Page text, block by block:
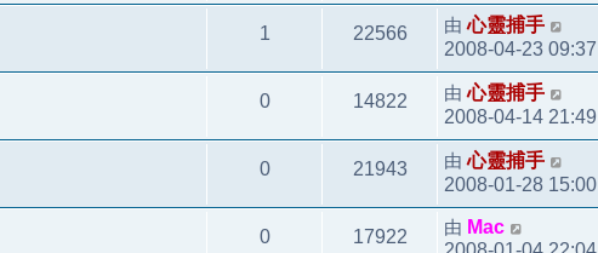
1 22566 由心靈捕手
2008-04-23 09:37
0 14822 由心靈捕手
2008-04-14 21:49
0 21943 由心靈捕手
2008-01-28 15:00
0 17922 由 Mac